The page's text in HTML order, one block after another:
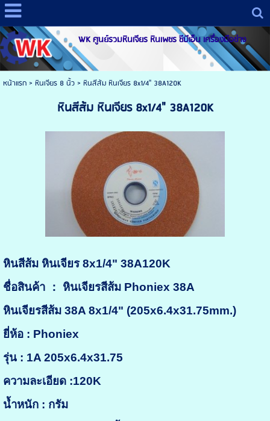
WK ศูนย์รวมหินเจียร หินเพชร ซีบีเอ็น เครื่องมือช่าง
หน้าแรก> หินเจียร 8 นิ้ว> หินสีส้ม หินเจียร 8x1/4" 38A120K
หินสีส้ม หินเจียร 8x1/4" 38A120K
หินสีส้ม หินเจียร 8x1/4" 38A120K
ชื่อสินค้า ： หินเจียรสีส้ม Phoniex 38A
หินเจียรสีส้ม 38A 8x1/4" (205x6.4x31.75mm.)
ยี่ห้อ : Phoniex
รุ่น : 1A 205x6.4x31.75
ความละเอียด :120K
น้ำหนัก : กรัม